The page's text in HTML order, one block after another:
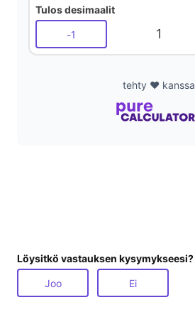
Tulos desimaalit
-1 1
tehty ❤️ kanssa
Löysitkö vastauksen kysymykseesi?
Joo Ei